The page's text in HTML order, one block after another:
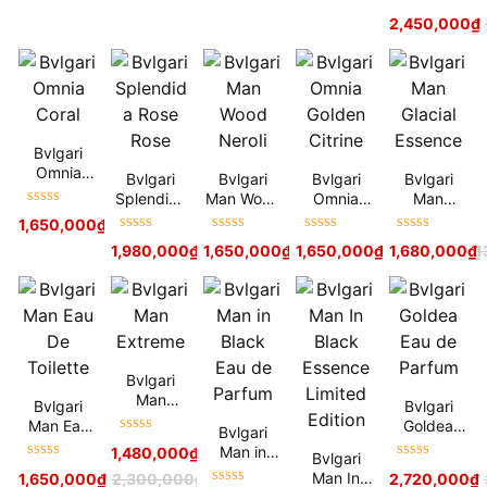
hạng5sao
2,450,000₫
Bvlgari
Omnia
Coral
hạng5sao
1,650,000₫
Bvlgari
Splendida
Rose Rose
hạng5sao 2,500,000₫
1,980,000₫
Bvlgari
Man Wood
Neroli
hạng5sao 1,900,000₫
1,650,000₫
Bvlgari
Omnia
Golden
hạng5sao 2,400,000₫
1,650,000₫
Bvlgari
Man
Glacial
hạng5sao
1,680,000₫
Bvlgari
Man Eau
De Toilette
hạng5sao 2,300,000₫
1,650,000₫
Bvlgari
Man
Extreme
hạng5sao 2,000,000
1,480,000₫
Bvlgari
Man in
Black Eau
Bvlgari
Man In
Bvlgari
Goldea
Eau de
hạng5sao
2,720,000₫